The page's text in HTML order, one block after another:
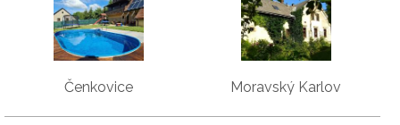
Čenkovice
dílna Habartovi
Moravský Karlov